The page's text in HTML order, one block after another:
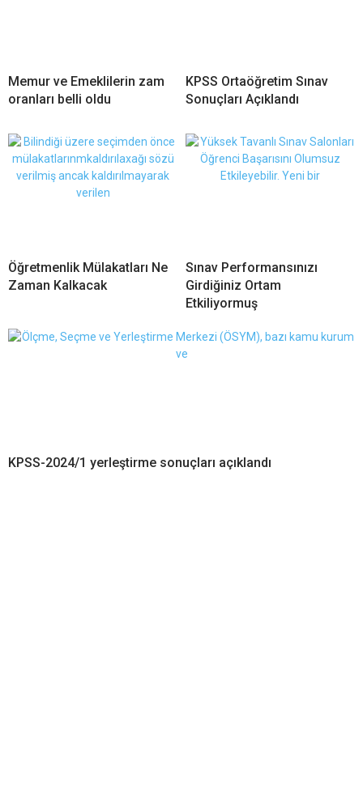
Memur ve Emeklilerin zam
oranları belli oldu
KPSS Ortaöğretim Sınav
Sonuçları Açıklandı
Öğretmenlik Mülakatları Ne
Zaman Kalkacak
Sınav Performansınızı
Girdiğiniz Ortam
Etkiliyormuş
KPSS-2024/1 yerleştirme sonuçları açıklandı